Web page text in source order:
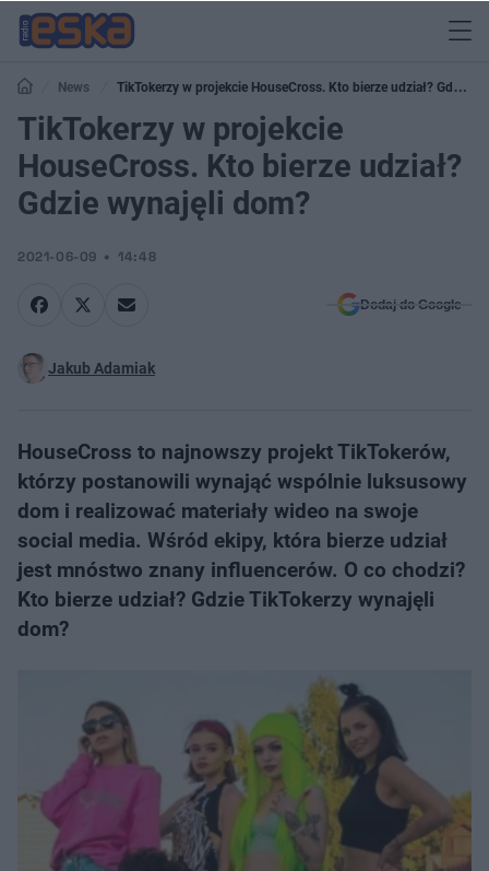
News
TikTokerzy w projekcie HouseCross. Kto bierze udział? Gdzie
wynajęli dom?
TikTokerzy w projekcie
HouseCross. Kto bierze udział?
Gdzie wynajęli dom?
2021-06-09 14:48
Dodaj do Google
Jakub Adamiak
HouseCross to najnowszy projekt TikTokerów,
którzy postanowili wynająć wspólnie luksusowy
dom i realizować materiały wideo na swoje
social media. Wśród ekipy, która bierze udział
jest mnóstwo znany influencerów. O co chodzi?
Kto bierze udział? Gdzie TikTokerzy wynajęli
dom?